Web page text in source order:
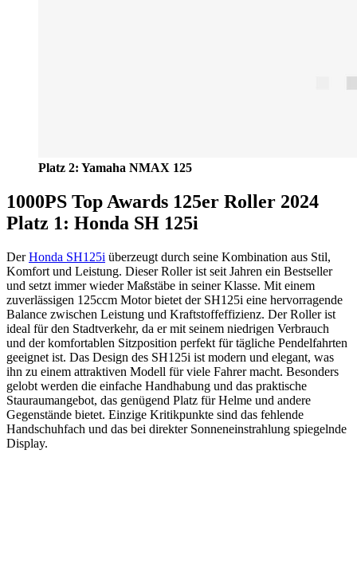
Platz 2: Yamaha NMAX 125
1000PS Top Awards 125er Roller 2024
Platz 1: Honda SH 125i
DerHonda SH125i überzeugt durch seine Kombination aus Stil,
Komfort und Leistung. Dieser Roller ist seit Jahren ein Bestseller
und setzt immer wieder Maßstäbe in seiner Klasse. Mit einem
zuverlässigen 125ccm Motor bietet der SH125i eine hervorragende
Balance zwischen Leistung und Kraftstoffeffizienz. Der Roller ist
ideal für den Stadtverkehr, da er mit seinem niedrigen Verbrauch
und der komfortablen Sitzposition perfekt für tägliche Pendelfahrten
geeignet ist. Das Design des SH125i ist modern und elegant, was
ihn zu einem attraktiven Modell für viele Fahrer macht. Besonders
gelobt werden die einfache Handhabung und das praktische
Stauraumangebot, das genügend Platz für Helme und andere
Gegenstände bietet. Einzige Kritikpunkte sind das fehlende
Handschuhfach und das bei direkter Sonneneinstrahlung spiegelnde
Display.